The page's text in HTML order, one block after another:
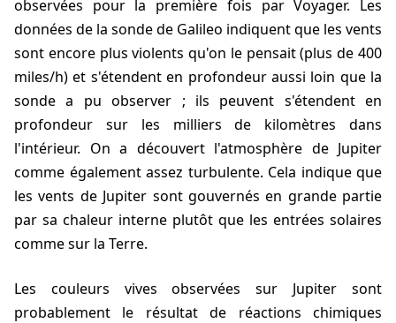
observées pour la première fois par Voyager. Les
données de la sonde de Galileo indiquent que les vents
sont encore plus violents qu'on le pensait (plus de 400
miles/h) et s'étendent en profondeur aussi loin que la
sonde a pu observer ; ils peuvent s'étendent en
profondeur sur les milliers de kilomètres dans
l'intérieur. On a découvert l'atmosphère de Jupiter
comme également assez turbulente. Cela indique que
les vents de Jupiter sont gouvernés en grande partie
par sa chaleur interne plutôt que les entrées solaires
comme sur la Terre.
Les couleurs vives observées sur Jupiter sont
probablement le résultat de réactions chimiques